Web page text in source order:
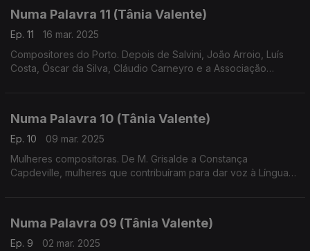
Numa Palavra 11 (Tânia Valente)
Ep. 11
16 mar. 2025
Compositores do Porto. Depois de Salvini, João Arroio, Luís
Costa, Óscar da Silva, Cláudio Carneyro e a Associação
Numa Palavra 10 (Tânia Valente)
Ep. 10
09 mar. 2025
Mulheres compositoras. De M. Grisalde a Constança
Capdeville, mulheres que contribuíram para dar voz à Língua
Numa Palavra 09 (Tânia Valente)
Ep. 9
02 mar. 2025